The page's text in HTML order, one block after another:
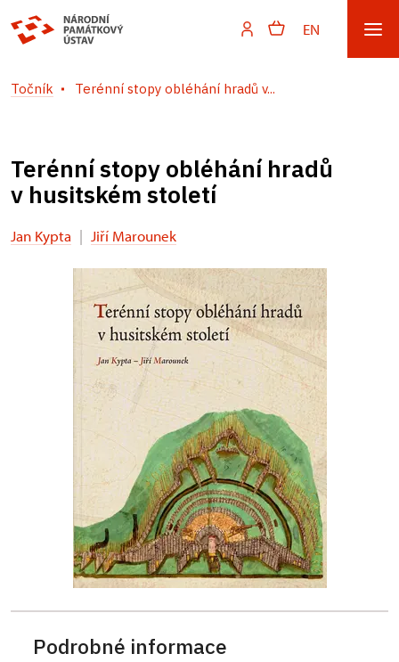
EN
Točník Terénní stopy obléhání hradů v...
Terénní stopy obléhání hradů
v husitském století
Jan Kypta | Jiří Marounek
Podrobné informace